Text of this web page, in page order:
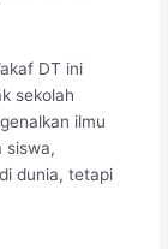
DT ini
sekolah
ilmu
siswa,
dunia, tetapi